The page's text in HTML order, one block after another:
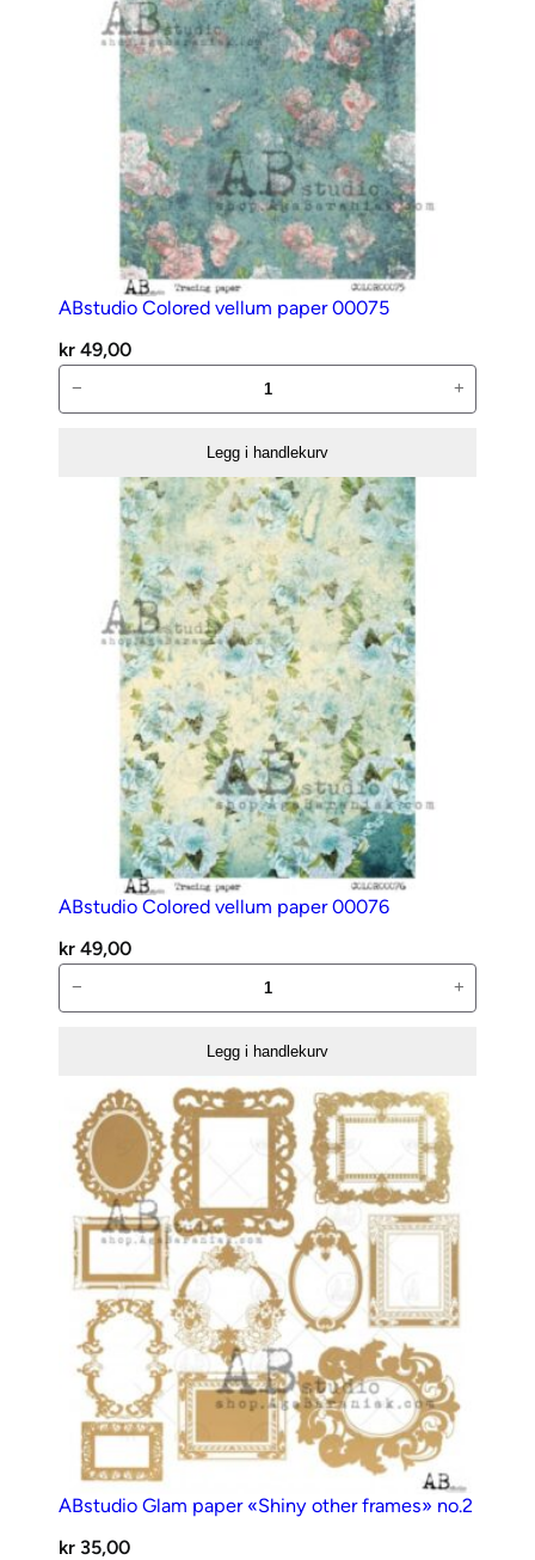
ABstudio Colored vellum paper 00075
kr 49,00
Colored
− +
Legg i handlekurv
ABstudio Colored vellum paper 00076
kr 49,00
Colored
00076
antall
− +
Legg i handlekurv
ABstudio Glam paper «Shiny other frames» no.2
kr 35,00